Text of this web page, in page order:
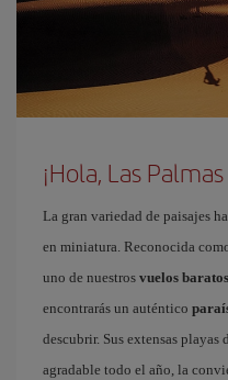
¡Hola, Las
La gran variedad de paisajes
en miniatura. Reconocida
uno de nuestros vuelos
encontrarás un auténtico
descubrir. Sus extensas
agradable todo el año, la